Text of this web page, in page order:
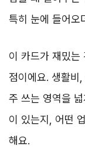
특히 눈에 들어오
이 카드가 재밌는
점이에요. 생활비
주 쓰는 영역을
이 있는지, 어떤
해요.